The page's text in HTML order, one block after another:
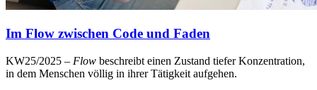
Im Flow zwischen Code und Faden
KW25/2025 – Flow beschreibt einen Zustand tiefer Konzentration,
in dem Menschen völlig in ihrer Tätigkeit aufgehen.